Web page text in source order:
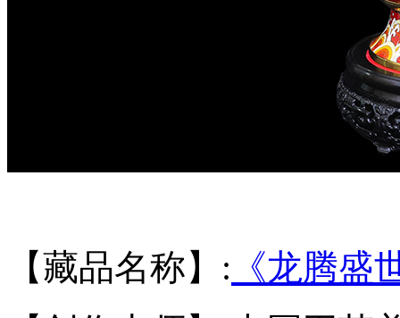
【藏品名称】 : 《龙腾盛